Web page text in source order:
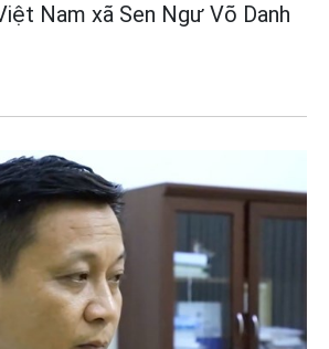
Nam xã Sen Ngư Võ Danh